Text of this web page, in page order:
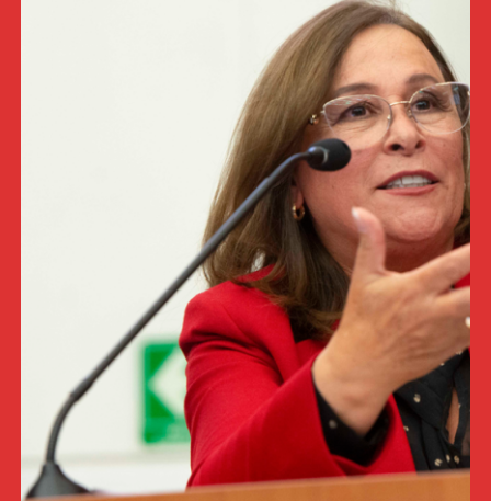
En Chiapas, el panorama está más que claro: Zoé
el delfín de Andrés Manuel López Obrador por una
pactaron una alianza irrompible y el tabasqueño-
Ciencias Políticas siendo Senador de la República no
de la mano de López Obrador por todo el país.
AMLO es el ex senador y ex diputado federal, quien,
ningún improvisado. No hay pueblo de Chiapas en
contrario a otros “chiapanecologos”, el titular del
aquella entidad.